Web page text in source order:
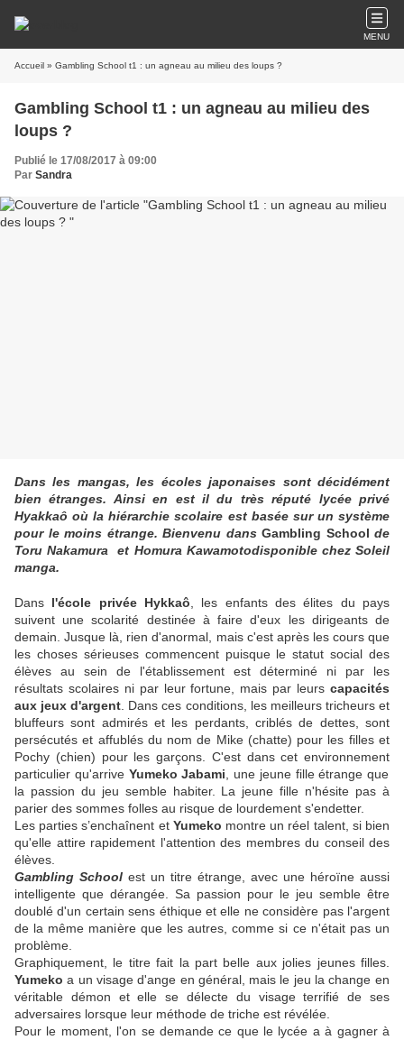
MENU
Accueil » Gambling School t1 : un agneau au milieu des loups ?
Gambling School t1 : un agneau au milieu des
loups ?
Publié le 17/08/2017 à 09:00
Par Sandra
Dans les mangas, les écoles japonaises sont décidément
bien étranges. Ainsi en est il du très réputé lycée privé
Hyakkaô où la hiérarchie scolaire est basée sur un système
pour le moins étrange. Bienvenu dans Gambling School de
Toru Nakamura et Homura Kawamotodisponible chez Soleil
manga.
Dans l'école privée Hykkaô , les enfants des élites du pays
suivent une scolarité destinée à faire d'eux les dirigeants de
demain. Jusque là
rien d'anormal, mais c'est après les cours que
les choses sérieuses commencent puisque le statut social des
élèves au sein de l'établissement est déterminé ni par les
résultats scolaires ni par leur fortune, mais par leurs capacités
aux jeux d'argent . Dans ces conditions, les meilleurs tricheurs et
bluffeurs sont admirés et les perdants, criblés de dettes, sont
persécutés et affublésdu nom de Mike (chatte) pour les filles et
Pochy (chien) pour les garçons. C'est dans cet environnement
particulier qu'arrive Yumeko Jabami , une jeune fille étrange que
la passion du jeu semble habiter. La jeune fille n'hésite pas à
parier des sommes folles au risque de lourdement s'endetter.
L es parties s’enchaînent et Yumeko montre un réel talent, si bien
qu'elle attire rapidement l'attention des membres du conseil des
élèves.
Gambling School est un titre étrange, avec une héroïne aussi
intelligente que dérangée. Sa passion pour le jeu semble être
doublé d'un certain sens éthique et elle ne considère pas l'argent
de la même manière que les autres, comme si ce n'était pas un
problème.
Graphiquement, le titre fait la part belle aux jolies jeunes filles.
Yumeko a un visage d'ange en général, mais le jeu la change en
véritable démon et elle se délecte du visage terrifié de ses
adversaires lorsque leur méthode de triche est révélée.
Pour le moment, l'on se demande ce que le lycée aà gagnerà